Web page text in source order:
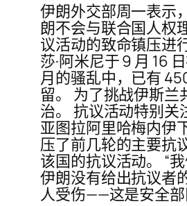
伊朗外交部周一表示
朗不会与联合国人权
议活动的致命镇压进
莎·阿米尼于 9 月 16
月的骚乱中，已有
留。 为了挑战伊斯
治。 抗议活动特别
亚图拉阿里哈梅内伊
压了前几轮的主要抗
该国的抗议活动。 “
伊朗没有给出抗议者
人受伤——这是安全部